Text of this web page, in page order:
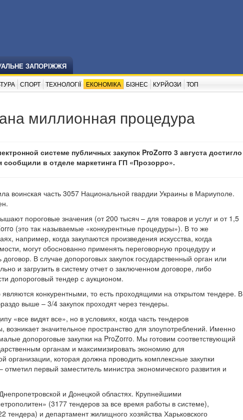
ЗАПОРІЖЖЯ
СПОРТ ТЕХНОЛОГІЇ ЕКОНОМІКА БІЗНЕС КУРЙОЗИ ТОП
миллионная процедура
системе публичных закупок ProZorro 3 августа достигло
в отделе маркетинга ГП «Прозорро».
воинская часть 3057 Национальной гвардии Украины в Мариуполе.
пороговые значения (от 200 тысяч – для товаров и услуг и от 1,5
(это так называемые «конкурентные процедуры»). В то же
например, когда закупаются произведения искусства, когда
могут обоснованно применять переговорную процедуру и
В случае допороговых закупок государственный орган или
и загрузить в систему отчет о заключенном договоре, либо
допороговый тендер с аукционом.
конкурентными, то есть проходящими на открытом тендере. В
выше – 3/4 закупок проходят через тендеры.
«все видят все», но в условиях, когда часть тендеров
значительное пространство для злоупотреблений. Именно
допороговые закупки на ProZorro. Мы готовим соответствующий
органам и максимизировать экономию для
организации, которая должна проводить комплексные закупки
первый заместитель министра экономического развития и
и Донецкой областях. Крупнейшими
(3177 тендеров за все время работы в системе),
и департамент жилищного хозяйства Харьковского